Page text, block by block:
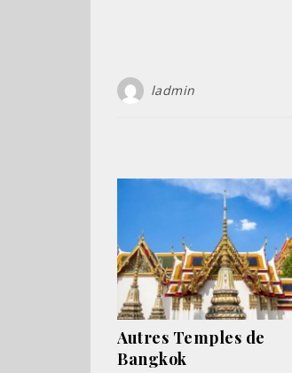
ladmin
Autres Temples de
Bangkok